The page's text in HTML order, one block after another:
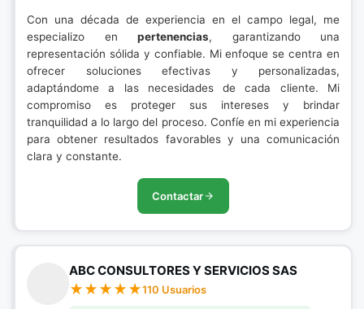
Con una década de experiencia en el campo legal, me
especializo en pertenencias, garantizando una
representación sólida y confiable. Mi enfoque se centra en
ofrecer soluciones efectivas y personalizadas,
adaptándome a las necesidades de cada cliente. Mi
compromiso es proteger sus intereses y brindar
tranquilidad a lo largo del proceso. Confíe en mi experiencia
para obtener resultados favorables y una comunicación
clara y constante.
Contactar
ABC CONSULTORES Y SERVICIOS SAS
110 Usuarios